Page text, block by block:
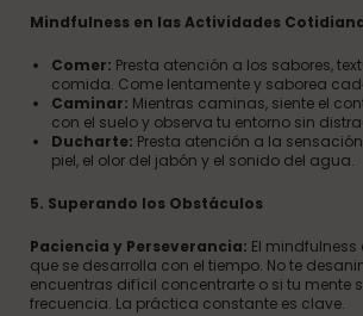
Mindfulness en las Actividades
Comer: Presta atención a los sabores,
comida. Come lentamente y saborea
Caminar: Mientras caminas, siente el
con el suelo y observa tu entorno sin
Ducharte: Presta atención a la
piel, el olor del jabón y el sonido del agua.
5. Superando los Obstáculos
Paciencia y Perseverancia: El
que se desarrolla con el tiempo. No te
encuentras difícil concentrarte o si tu mente
frecuencia. La práctica constante es clave.